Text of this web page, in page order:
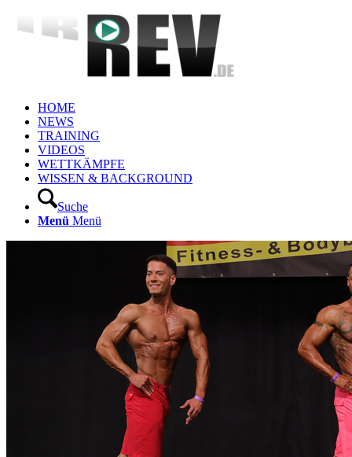
HOME
NEWS
TRAINING
VIDEOS
WETTKÄMPFE
WISSEN & BACKGROUND
Suche
Menü Menü